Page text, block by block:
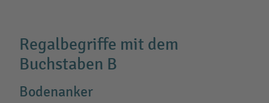
Regalbegriffe mit dem
Buchstaben B
Bodenanker